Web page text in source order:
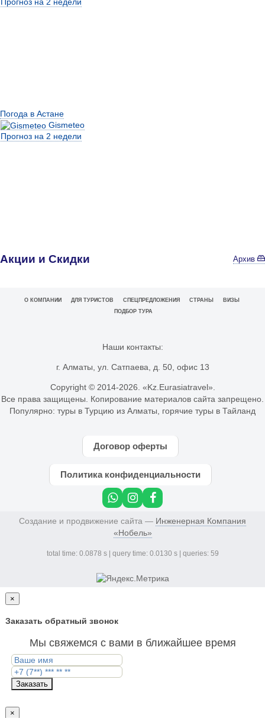
Погода в Астане
Gismeteo
Прогноз на 2 недели
Акции и Скидки Архив
О КОМПАНИИ ДЛЯ ТУРИСТОВ СПЕЦПРЕДЛОЖЕНИЯ СТРАНЫ
ВИЗЫ
ПОДБОР ТУРА
Наши контакты:
г. Алматы, ул. Сатпаева, д. 50, офис 13
Copyright © 2014-2026. «Kz.Eurasiatravel».
Все права защищены. Копирование материалов сайта запрещено.
Популярно: туры в Турцию из Алматы горячие туры в Тайланд
Договор оферты
Политика конфиденциальности
Создание и продвижение сайта — Инженерная Компания
«Нобель»
total time: 0.0878 s | query time: 0.0130 s | queries: 59
×
Заказать обратный звонок
Мы свяжемся с вами в ближайшее время
Заказать
×